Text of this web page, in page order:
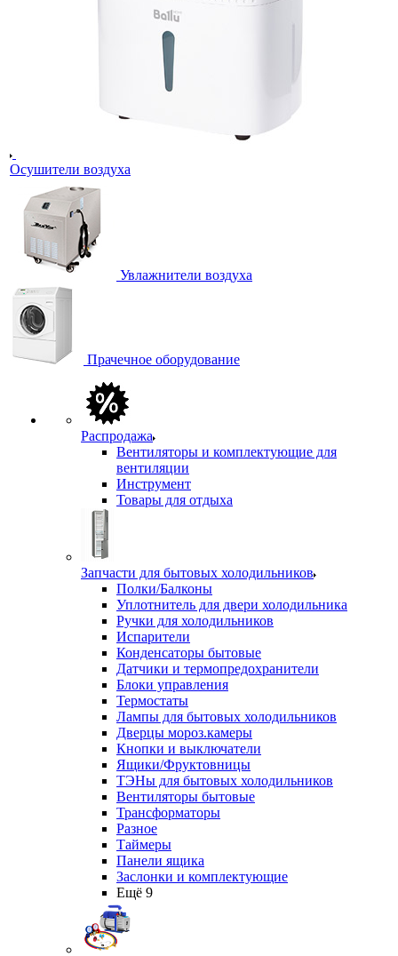
Осушители воздуха
Увлажнители воздуха
Прачечное оборудование
Распродажа
Вентиляторы и комплектующие для
вентиляции
Инструмент
Товары для отдыха
Запчасти для бытовых холодильников
Полки/Балконы
Уплотнитель для двери холодильника
Ручки для холодильников
Испарители
Конденсаторы бытовые
Датчики и термопредохранители
Блоки управления
Термостаты
Лампы для бытовых холодильников
Дверцы мороз.камеры
Кнопки и выключатели
Ящики/Фруктовницы
ТЭНы для бытовых холодильников
Вентиляторы бытовые
Трансформаторы
Разное
Таймеры
Панели ящика
Заслонки и комплектующие
Ещё 9